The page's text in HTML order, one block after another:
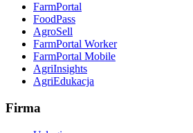
FarmPortal
FoodPass
AgroSell
FarmPortal Worker
FarmPortal Mobile
AgriInsights
AgriEdukacja
Firma